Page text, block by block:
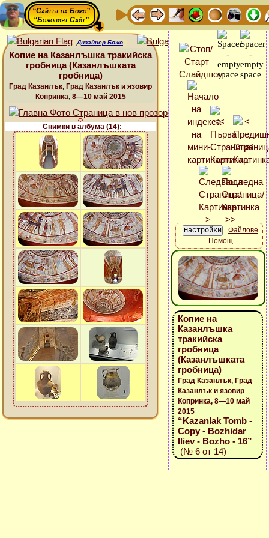
“Сайтът на Божо”
“Божовият Сайт”
Дизайнер Божо
Копие на Казанлъшка тракийска
гробница (Казанлъшката
гробница)
Град Казанлък, Град Казанлък и язовир
Копринка, 8—10 май 2015
Снимки в албума (14):
Файлове
Помощ
Копие на
Казанлъшка
тракийска
гробница
(Казанлъшката
гробница)
Град Казанлък, Град
Казанлък и язовир
Копринка, 8—10 май
2015
“Kazanlak Tomb -
Copy - Bozhidar
Iliev - Bozho - 16”
(№ 6 от 14)